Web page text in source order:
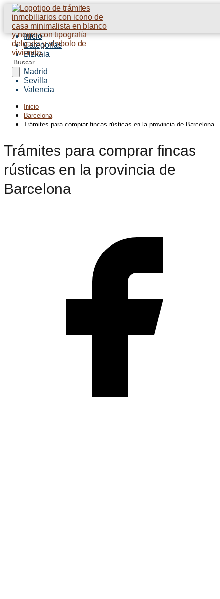
Inicio
Categorías
Bizkaia
Barcelona
Madrid
Sevilla
Valencia
Inicio
Barcelona
Trámites para comprar fincas rústicas en la provincia de Barcelona
Trámites para comprar fincas
rústicas en la provincia de
Barcelona